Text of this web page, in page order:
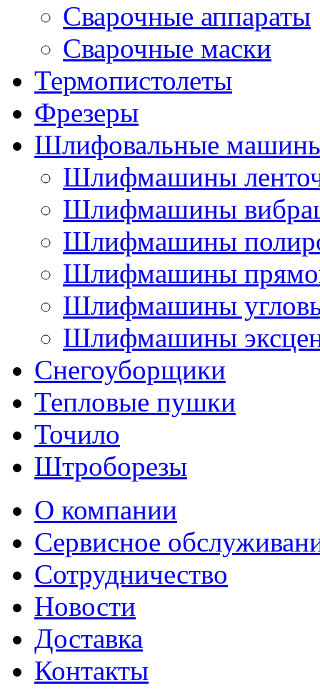
Сварочные аппараты
Сварочные маски
Термопистолеты
Фрезеры
Шлифовальные
Шлифмашины
Шлифмашины
Шлифмашины
Шлифмашины
Шлифмашины
Шлифмашины
Снегоуборщики
Тепловые пушки
Точило
Штроборезы
О компании
Сервисное
Сотрудничество
Новости
Доставка
Контакты